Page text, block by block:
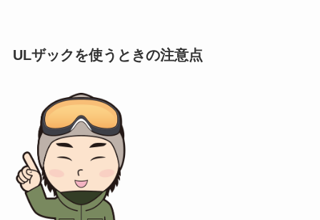
ULザックを使うときの注意点